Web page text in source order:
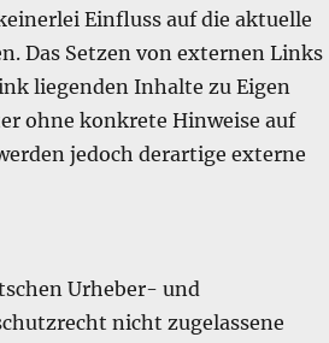
Einfluss auf die aktuelle
Das Setzen von externen Links
liegenden Inhalte zu Eigen
ohne konkrete Hinweise auf
jedoch derartige externe
Urheber- und
nicht zugelassene